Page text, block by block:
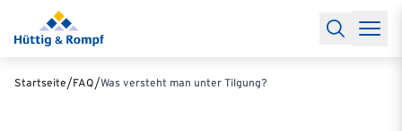
Baufinanzierung
RechnerBaufinanzierungsrechner
Anschlussfinanzierung
Partnerschaft
Partner werden
Käuferprofile 2026
Startseite/FAQ/Was versteht man unter Tilgung?